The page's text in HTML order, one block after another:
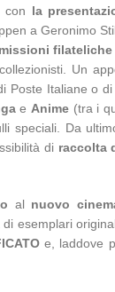
con la
a Geronimo
Un
Italiane o
eAnime (tra i
speciali. Da
di raccolta
al nuovo
di esemplari
e, laddove